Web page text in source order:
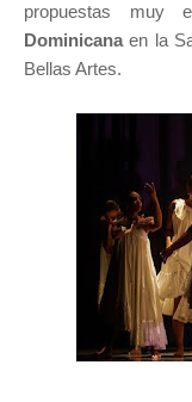
propuestas muy
Dominicana en la
Bellas Artes.